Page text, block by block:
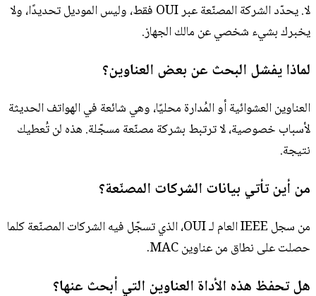
لا. يحدّد الشركة المصنّعة عبر OUI فقط، وليس الموديل تحديدًا، ولا
يخبرك بشيء شخصي عن مالك الجهاز.
لماذا يفشل البحث عن بعض العناوين؟
العناوين العشوائية أو المُدارة محليًا، وهي شائعة في الهواتف الحديثة
لأسباب خصوصية، لا ترتبط بشركة مصنّعة مسجّلة. هذه لن تُعطيك
نتيجة.
من أين تأتي بيانات الشركات المصنّعة؟
من سجل IEEE العام لـ OUI، الذي تسجّل فيه الشركات المصنّعة كلما
حصلت على نطاق من عناوين MAC.
هل تحفظ هذه الأداة العناوين التي أبحث عنها؟